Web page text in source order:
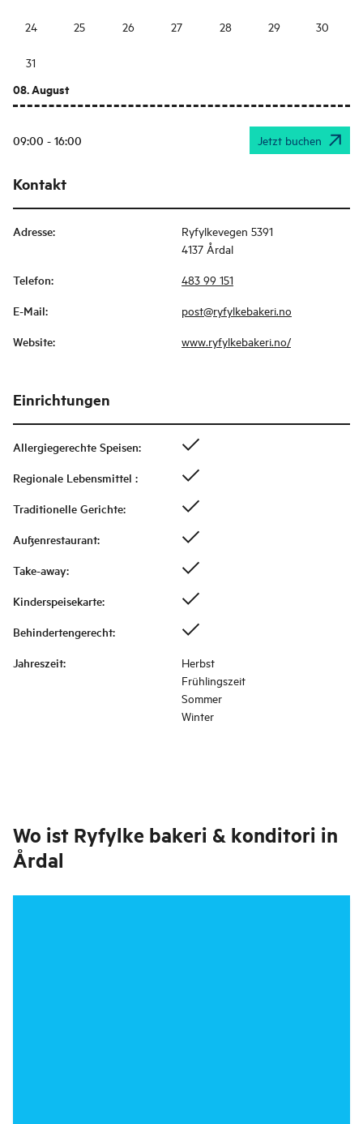
24 25 26 27 28 29 30
31
08. August
09:00 - 16:00 Jetzt buchen
Kontakt
Adresse:
Ryfylkevegen 5391
4137 Årdal
Telefon: 483 99 151
E-Mail: post@ryfylkebakeri.no
Website: www.ryfylkebakeri.no/
Einrichtungen
Allergiegerechte Speisen:
Regionale Lebensmittel :
Traditionelle Gerichte:
Außenrestaurant:
Take-away:
Kinderspeisekarte:
Behindertengerecht:
Jahreszeit:
Herbst
Frühlingszeit
Sommer
Winter
Wo ist Ryfylke bakeri & konditori in
Årdal